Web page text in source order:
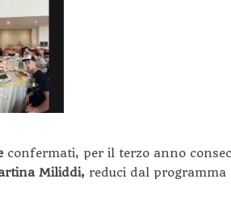
confermati, per il terzo anno
Miliddi, reduci dal programma